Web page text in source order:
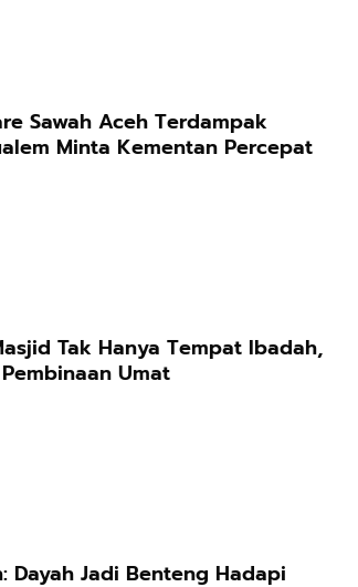
Sawah Aceh Terdampak
Minta Kementan Percepat
Tak Hanya Tempat Ibadah,
Umat
Dayah Jadi Benteng Hadapi